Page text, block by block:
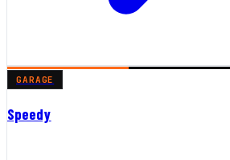
GARAGE
Speedy